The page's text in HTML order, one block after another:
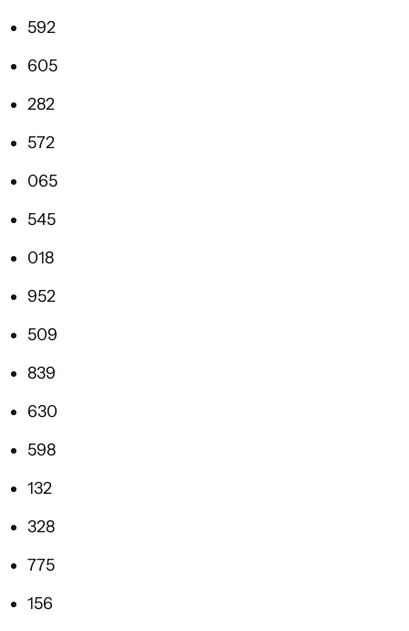
592
605
282
572
065
545
018
952
509
839
630
598
132
328
775
156